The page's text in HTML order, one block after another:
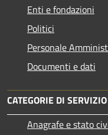
Enti e fondazioni
Politici
Personale
Documenti e dati
CATEGORIE DI SERVIZIO
Anagrafe e stato